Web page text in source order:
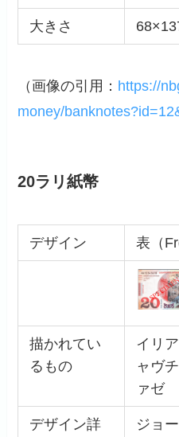
大きさ
（画像の引用： https://
money/
20ラリ紙幣
デザイン 表（
描かれてい
るもの
イリ
ャヴ
ァゼ
デザイン詳
ジョ